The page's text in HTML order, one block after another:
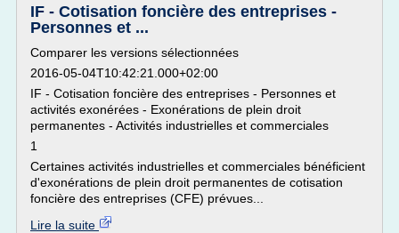
IF - Cotisation foncière des entreprises -
Personnes et ...
Comparer les versions sélectionnées
2016-05-04T10:42:21.000+02:00
IF - Cotisation foncière des entreprises - Personnes et
activités exonérées - Exonérations de plein droit
permanentes - Activités industrielles et commerciales
1
Certaines activités industrielles et commerciales bénéficient
d'exonérations de plein droit permanentes de cotisation
foncière des entreprises (CFE) prévues...
Lire la suite